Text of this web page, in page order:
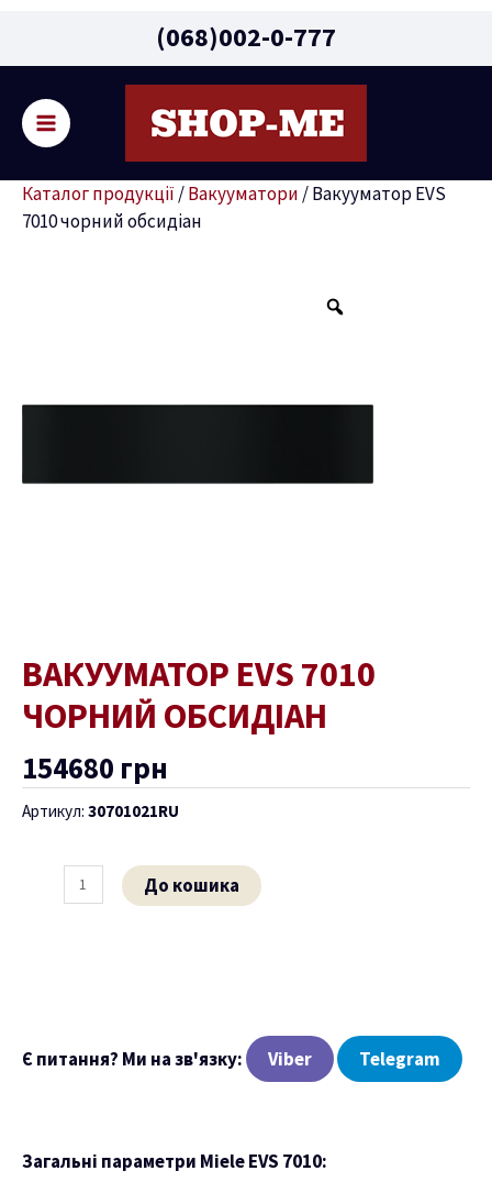
(068)002-0-777
Menu
Каталог продукції /Вакууматори /Вакууматор EVS
7010 чорний обсидіан
ВАКУУМАТОР EVS 7010
ЧОРНИЙ ОБСИДІАН
154680 грн
Артикул: 30701021RU
До кошика
Є питання? Ми на зв'язку: Viber Telegram
Загальні параметри Miele EVS 7010: